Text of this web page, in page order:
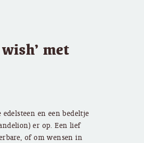
met
en een bedeltje
er op. Een lief
of om wensen in